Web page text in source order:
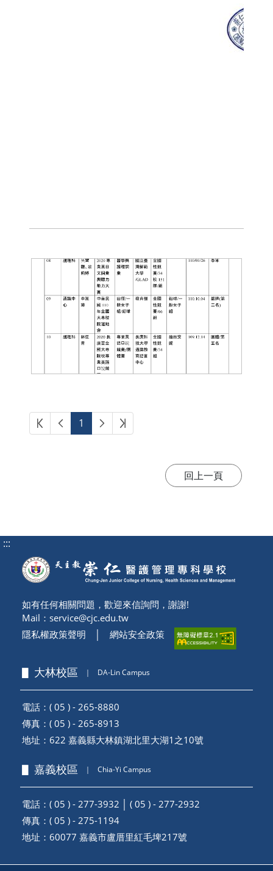
第一頁上一頁
1 下一頁最後頁
:::
如有任何相關問題，歡迎來信詢問，謝謝!
Mail： service@cjc.edu.tw
隱私權政策聲明
網站安全政策
▋ 大林校區 ｜ DA-Lin Campus
電話：( 05 ) - 265-8880
傳真：( 05 ) - 265-8913
地址： 622 嘉義縣大林鎮湖北里大湖1之10號
▋ 嘉義校區 ｜ Chia-Yi Campus
電話：( 05 ) - 277-3932 │ ( 05 ) - 277-2932
傳真：( 05 ) - 275-1194
地址： 60077 嘉義市盧厝里紅毛埤217號